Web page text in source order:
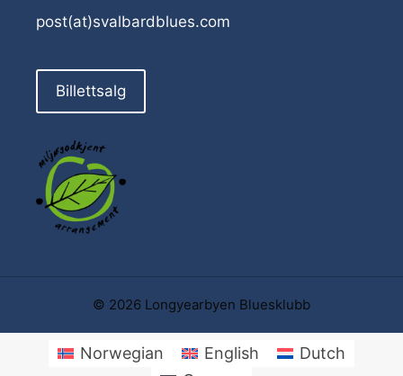
post(at)svalbardblues.com
Billettsalg
© 2026 Longyearbyen Bluesklubb
Norwegian English
Dutch